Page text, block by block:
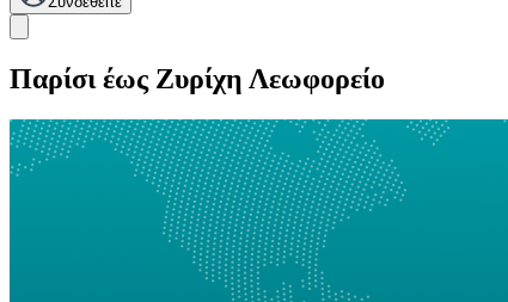
Παρίσι έως Ζυρίχη Λεωφορείο